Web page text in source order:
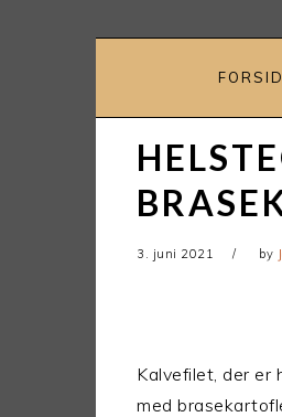
3. juni 2021 by
Kalvefilet, der er
med